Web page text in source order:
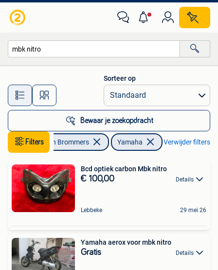
Alle afstanden…
Sorteer op
Bewaar je zoekopdracht
Filters
Fietsen en Brommers Yamaha Verwijder filters
Bcd optiek carbon Mbk nitro
€ 100,00 Details
Lebbeke 29 mei 26
Yamaha aerox voor mbk nitro
Gratis Details